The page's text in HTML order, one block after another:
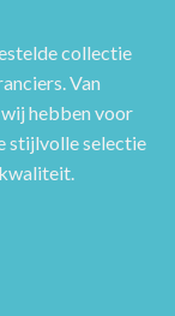
collectie
Van
hebben voor
stijlvolle selectie